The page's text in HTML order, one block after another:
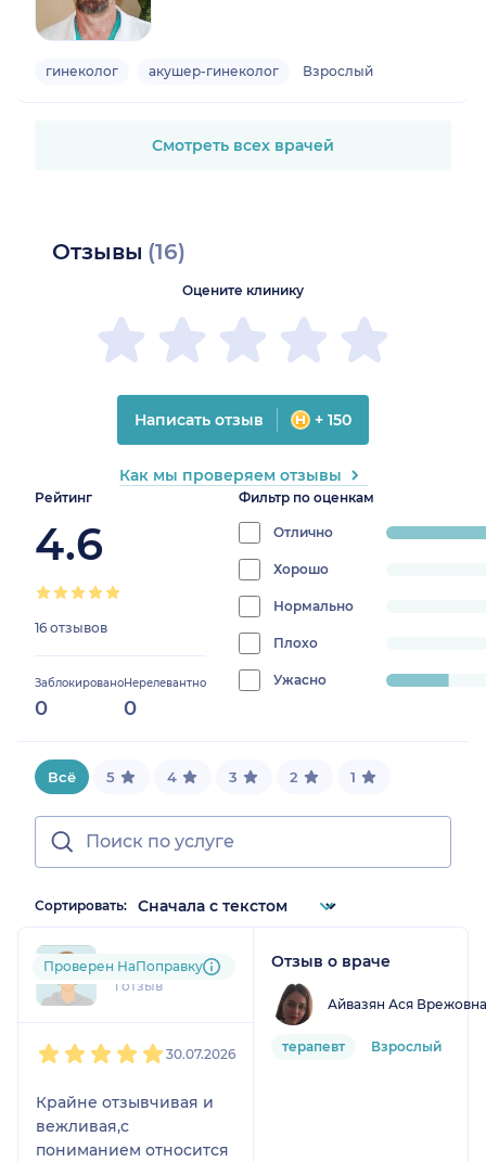
гинеколог акушер-гинеколог Взрослый
Смотреть всех врачей
Отзывы (16)
Рейтинг
4.6
16 отзывов
Заблокировано
0
Нерелевантно
0
Фильтр по оценкам
Отличноprogress:
81.25%
Хорошо
0%
Нормально
0%
Плохо
0%
Ужасно
progress:
18.75%
Оцените клинику
Написать отзыв + 150
Как мы проверяем отзывы
Всё 5 4 3 2 1
Сортировать:
vst....@....com
1 отзыв
Проверен НаПоправку
30.07.2026
Крайне отзывчивая и
вежливая,с
пониманием относится
Отзыв о враче
Айвазян Ася Врежовна
терапевт Взрослый